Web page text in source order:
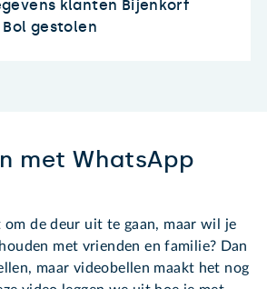
klanten Bijenkorf
Bol gestolen
met WhatsApp
om de deur uit te gaan, maar wil je
met vrienden en familie? Dan
maar videobellen maakt het nog